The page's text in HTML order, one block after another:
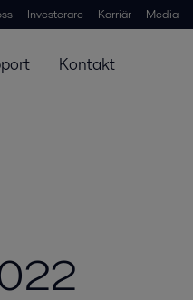
Investerare Karriär Media
Kontakt